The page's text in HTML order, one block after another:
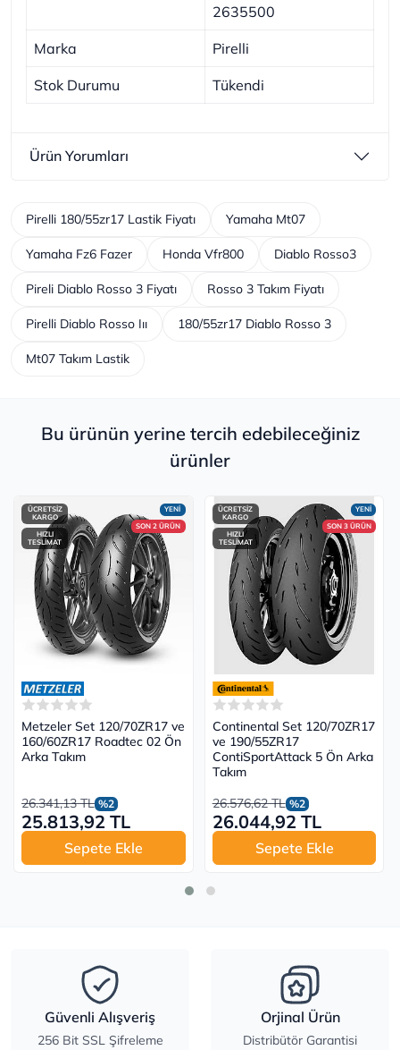
2635500
Marka Pirelli
Stok Durumu Tükendi
Ürün Yorumları
Pirelli 180/55zr17 Lastik Fiyatı Yamaha Mt07
Yamaha Fz6 Fazer Honda Vfr800 Diablo Rosso3
Pireli Diablo Rosso 3 Fiyatı Rosso 3 Takım Fiyatı
Pirelli Diablo Rosso Iıı 180/55zr17 Diablo Rosso 3
Mt07 Takım Lastik
Bu ürünün yerine tercih edebileceğiniz
ürünler
YENİ
SON 2 ÜRÜN
ÜCRETSİZ
KARGO
HIZLI
TESLİMAT
Metzeler Set 120/70ZR17 ve
160/60ZR17 Roadtec 02 Ön
Arka Takım
26.341,13 TL %2
25.813,92 TL
Sepete Ekle
YENİ
SON 3 ÜRÜN
ÜCRETSİZ
KARGO
HIZLI
TESLİMAT
Continental Set 120/70ZR17
ve 190/55ZR17
ContiSportAttack 5 Ön Arka
Takım
26.576,62 TL %2
26.044,92 TL
Sepete Ekle
Güvenli Alışveriş
256 Bit SSL Şifreleme
Orjinal Ürün
Distribütör Garantisi